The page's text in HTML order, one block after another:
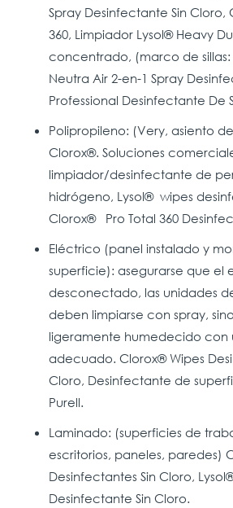
Spray Desinfectante Sin Cloro,
360, Limpiador Lysol® Heavy
concentrado, (marco de sillas:
Neutra Air 2-en-1 Spray
Professional Desinfectante De
Polipropileno: (Very, asiento
Clorox®. Soluciones
limpiador/desinfectante de
hidrógeno, Lysol® wipes
Clorox® Pro Total 360
Eléctrico (panel instalado y
superficie): asegurarse que el
desconectado, las unidades
deben limpiarse con spray,
ligeramente humedecido con
adecuado. Clorox® Wipes
Cloro, Desinfectante de
Purell.
Laminado: (superficies de
escritorios, paneles, paredes)
Desinfectantes Sin Cloro,
Desinfectante Sin Cloro.